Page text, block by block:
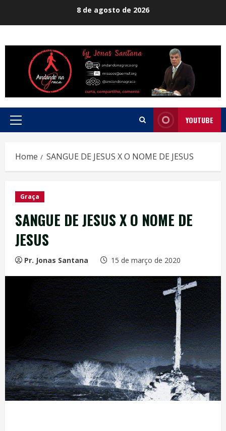
8 de agosto de 2026
Primary
YOUTUBE
Home SANGUE DE JESUS X O NOME DE JESUS
Graça
SANGUE DE JESUS X O NOME DE
JESUS
Pr. Jonas Santana 15 de março de 2020